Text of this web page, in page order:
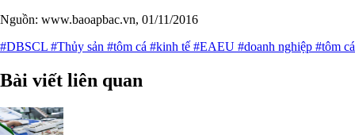
Nguồn: www.baoapbac.vn, 01/11/2016
#DBSCL #Thủy sản #tôm cá #kinh tế #EAEU #doanh nghiệp #tôm cá
Bài viết liên quan